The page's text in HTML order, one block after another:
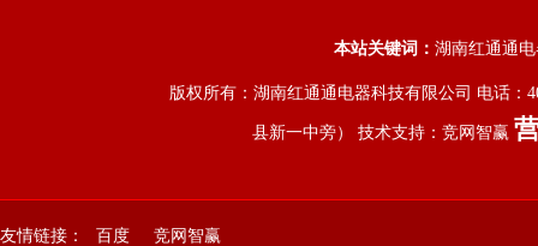
本站关键词： 湖南红通通
版权所有：湖南红通通电器科技有限公司 电话：
县新一中旁） 技术支持： 竞网智赢
友情链接： 百度 竞网智赢